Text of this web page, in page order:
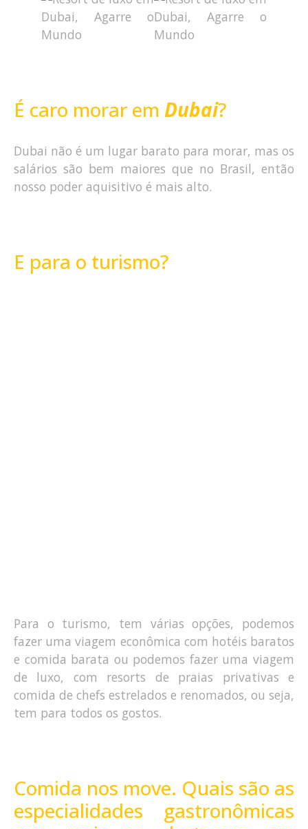
É caro morar em Dubai?
Dubai não é um lugar barato para morar, mas os
salários são bem maiores que no Brasil, então
nosso poder aquisitivo é mais alto.
E para o turismo?
Para o turismo, tem várias opções, podemos
fazer uma viagem econômica com hotéis baratos
e comida barata ou podemos fazer uma viagem
de luxo, com resorts de praias privativas e
comida de chefs estrelados e renomados, ou seja,
tem para todos os gostos.
Comida nos move. Quais são as
especialidades gastronômicas